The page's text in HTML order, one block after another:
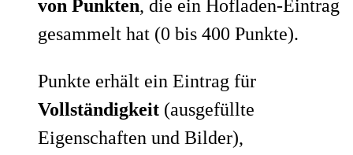
von Punkten, die ein Hofladen-Eintrag
gesammelt hat (0 bis 400 Punkte).
Punkte erhält ein Eintrag für
Vollständigkeit (ausgefüllte
Eigenschaften und Bilder),